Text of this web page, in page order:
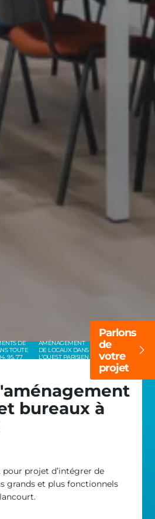
DE
TOUTE
95, 77
AMÉNAGEMENT
DE LOCAUX DANS
L’OUEST PARISIEN
Parlons
de
votre
projet
bureaux à
pour projet d’intégrer de
grands et plus fonctionnels